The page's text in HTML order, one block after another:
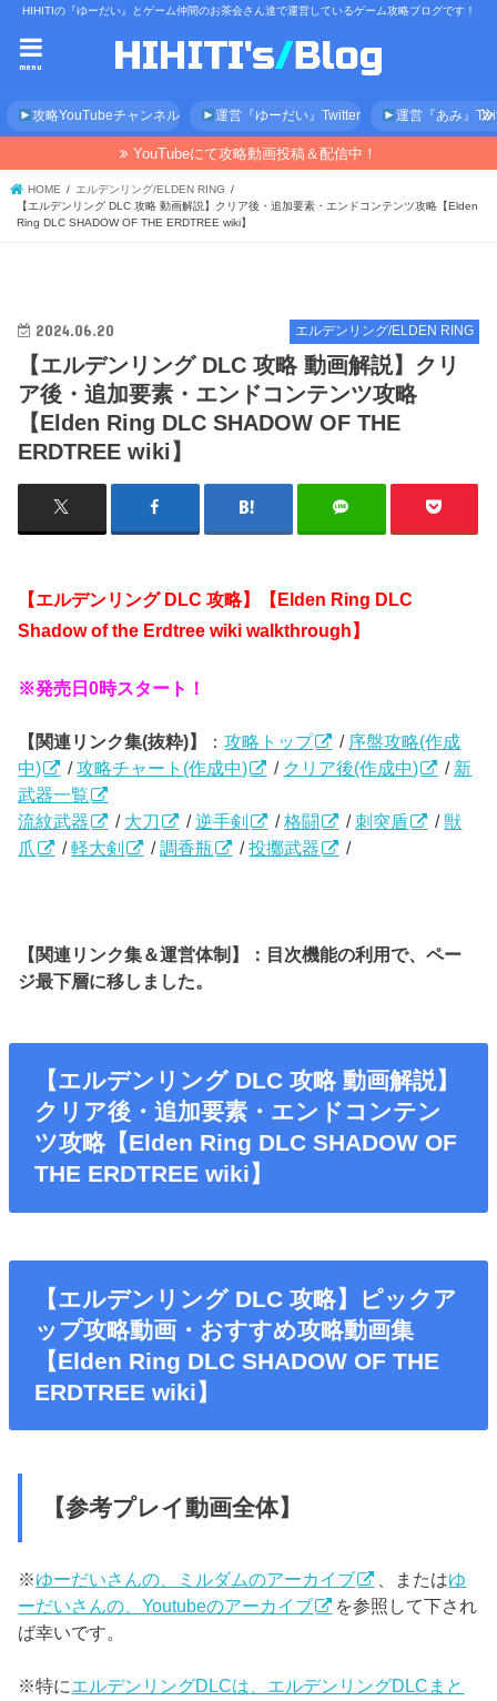
HIHITIの『ゆーだい』とゲーム仲間のお茶会さん達で運営しているゲーム攻略ブログです！
menu
攻略YouTubeチャンネル 運営『ゆーだい』Twitter 運営『あみ』
YouTubeにて攻略動画投稿＆配信中！
HOME
エルデンリング/ELDEN RING
【エルデンリング DLC 攻略 動画解説】クリア後・追加要素・エンドコンテンツ攻略【Elden
Ring DLC SHADOW OF THE ERDTREE wiki】
エルデンリング/ELDEN RING
2024.06.20
【エルデンリング DLC 攻略 動画解説】クリ
ア後・追加要素・エンドコンテンツ攻略
【Elden Ring DLC SHADOW OF THE
ERDTREE wiki】
【エルデンリング DLC攻略】【Elden Ring DLC
Shadow of the Erdtree wiki walkthrough】
※発売日0時スタート！
【関連リンク集(抜粋)】 ：攻略トップ / 序盤攻略(作成
中)
/攻略チャート(作成中) / クリア後(作成中) / 新
武器一覧
流紋武器
/ 大刀 /逆手剣 /格闘 /刺突盾 /獣
爪
/軽大剣 /調香瓶 /投擲武器 /
【関連リンク集＆運営体制】：目次機能の利用で、ペー
ジ最下層に移しました。
【エルデンリング DLC 攻略 動画解説】
クリア後・追加要素・エンドコンテン
ツ攻略【Elden Ring DLC SHADOW OF
THE ERDTREE wiki】
【エルデンリング DLC 攻略】ピックア
ップ攻略動画・おすすめ攻略動画集
【Elden Ring DLC SHADOW OF THE
ERDTREE wiki】
【参考プレイ動画全体】
※ゆーだいさんの、ミルダムのアーカイブ 、またはゆ
ーだいさんの、Youtubeのアーカイブ
を参照して下され
ば幸いです。
※特にエルデンリングDLCは、エルデンリングDLCまと